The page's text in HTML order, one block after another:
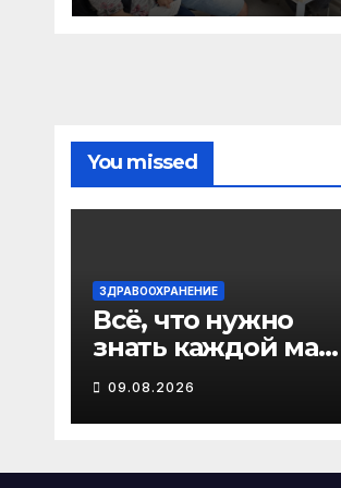
„Работа России“ в
You missed
ЗДРАВООХРАНЕНИЕ
Всё, что нужно
знать каждой маме
о грудном
вскармливании
09.08.2026